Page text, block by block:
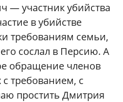
— участник убийства
в убийстве
требованиям семьи,
сослал в Персию. А
обращение членов
требованием, с
простить Дмитрия